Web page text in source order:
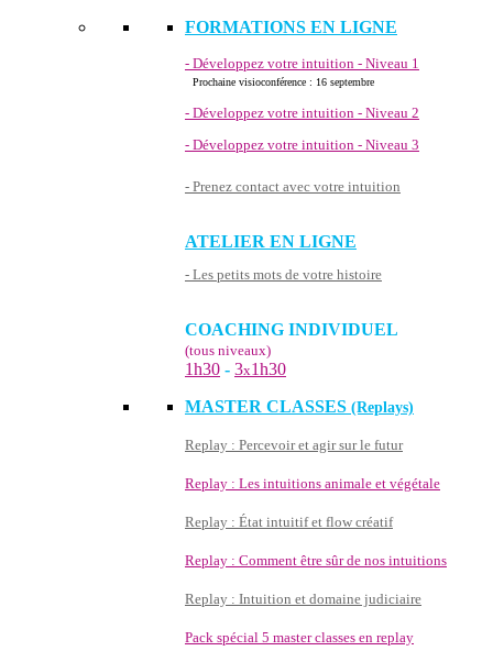
FORMATIONS EN LIGNE
- Développez votre intuition - Niveau 1
Prochaine visioconférence : 16 septembre
- Développez votre intuition - Niveau 2
- Développez votre intuition - Niveau 3
- Prenez contact avec votre intuition
ATELIER EN LIGNE
- Les petits mots de votre histoire
COACHING INDIVIDUEL
(tous niveaux)
1h30 - 3x1h30
MASTER CLASSES (Replays)
Replay : Percevoir et agir sur le futur
Replay : Les intuitions animale et végétale
Replay : État intuitif et flow créatif
Replay : Comment être sûr de nos intuitions
Replay : Intuition et domaine judiciaire
Pack spécial 5 master classes en replay